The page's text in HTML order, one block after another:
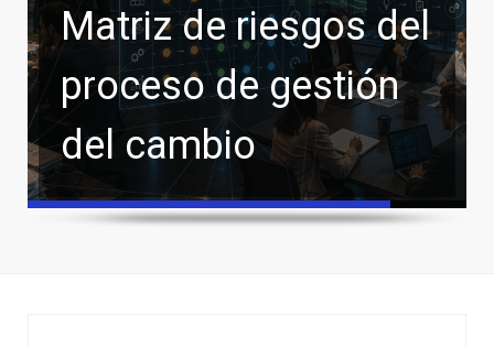
proceso de gestión
del cambio
Compliance